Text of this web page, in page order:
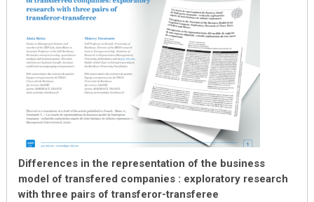
Differences in the representation of the business
model of transfered companies : exploratory research
with three pairs of transferor-transferee